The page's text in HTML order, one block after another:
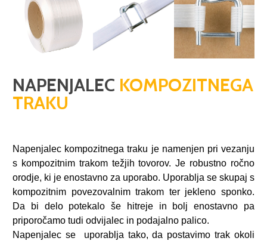
NAPENJALEC KOMPOZITNEGA
TRAKU
Napenjalec kompozitnega traku je namenjen pri vezanju
s kompozitnim trakom težjih tovorov. Je robustno ročno
orodje, ki je enostavno za uporabo. Uporablja se skupaj s
kompozitnim povezovalnim trakom ter jekleno sponko.
Da bi delo potekalo še hitreje in bolj enostavno pa
priporočamo tudi odvijalec in podajalno palico.
Napenjalec se uporablja tako, da postavimo trak okoli